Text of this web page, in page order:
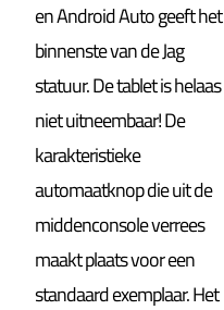
en Android Auto geeft het
binnenste van de Jag
statuur. De tablet is helaas
niet uitneembaar! De
karakteristieke
automaatknop die uit de
middenconsole verrees
maakt plaats voor een
standaard exemplaar. Het